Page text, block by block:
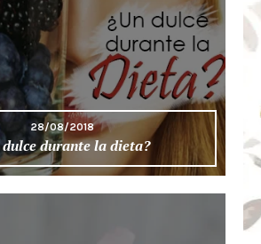
28/08/2018
dulce durante la dieta?